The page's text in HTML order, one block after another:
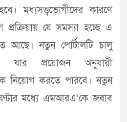
মধ্যসত্ত্বভোগীদের কারণে
প্রক্রিয়ায় যে সমস্যা হচ্ছে এ
আছে। নতুন পোর্টালটি চালু
প্রয়োজন অনুযায়ী
নিয়োগ করতে পারবে। নতুন
মধ্যে এমআরএ’কে জবাব